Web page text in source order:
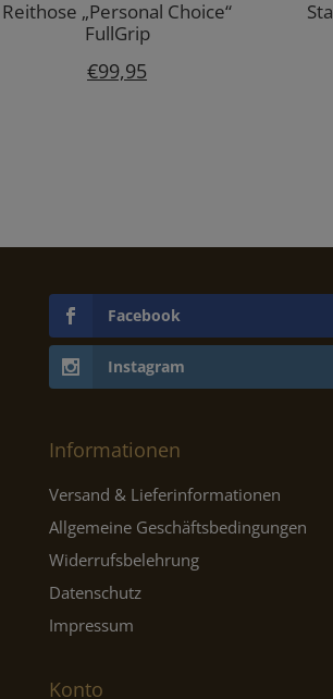
Reithose „Personal Choice“
FullGrip
€99,95
Facebook
Instagram
Informationen
Versand & Lieferinformationen
Allgemeine Geschäftsbedingungen
Widerrufsbelehrung
Datenschutz
Impressum
Konto